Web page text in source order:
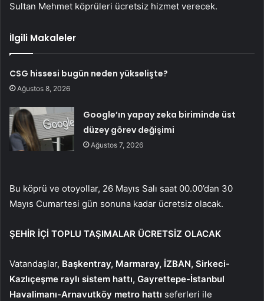
Sultan Mehmet köprüleri ücretsiz hizmet verecek.
İlgili Makaleler
CSG hissesi bugün neden yükselişte?
Ağustos 8, 2026
Google’ın yapay zeka biriminde üst
düzey görev değişimi
Ağustos 7, 2026
Bu köprü ve otoyollar, 26 Mayıs Salı saat 00.00’dan 30
Mayıs Cumartesi gün sonuna kadar ücretsiz olacak.
ŞEHİR İÇİ TOPLU TAŞIMALAR ÜCRETSİZ OLACAK
Vatandaşlar, Başkentray, Marmaray, İZBAN, Sirkeci-
Kazlıçeşme raylı sistem hattı, Gayrettepe-İstanbul
Havalimanı-Arnavutköy metro hattı seferleri ile